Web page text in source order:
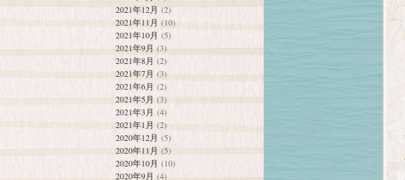
2021年12月 (2)
2021年11月 (10)
2021年10月 (5)
2021年9月(3)
2021年8月 (2)
2021年7月 (3)
2021年6月 (2)
2021年5月(3)
2021年3月 (4)
2021年1月 (2)
2020年12月 (5)
2020年11月 (5)
2020年10月 (10)
2020年9月 (4)